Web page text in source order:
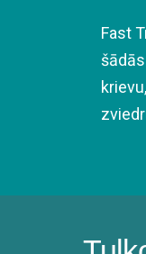
Fast